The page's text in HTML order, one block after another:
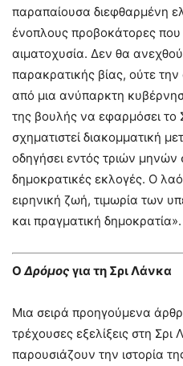
παραπαίουσα διεφθαρμένη
ένοπλους προβοκάτορες
αιματοχυσία. Δεν θα
παρακρατικής βίας, ούτε
από μια ανύπαρκτη
της βουλής να εφαρμόσει
σχηματιστεί διακομματική
οδηγήσει εντός τριών μηνών
δημοκρατικές εκλογές. Ο
ειρηνική ζωή, τιμωρία των
και πραγματική δημοκρατία».
Ο Δρόμος για τη Σρι Λάνκα
Μια σειρά προηγούμενα
τρέχουσες εξελίξεις στη
παρουσιάζουν την ιστορία